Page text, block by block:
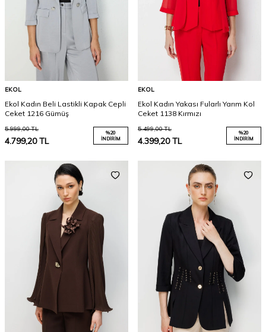
EKOL
Ekol Kadın Beli Lastikli Kapak Cepli
Ceket 1216 Gümüş
5.999,00TL
4.799,20TL
%20
İNDIRIM
EKOL
Ekol Kadın Yakası Fularlı Yarım Kol
Ceket 1138 Kırmızı
5.499,00TL
4.399,20TL
%20
İNDIRIM